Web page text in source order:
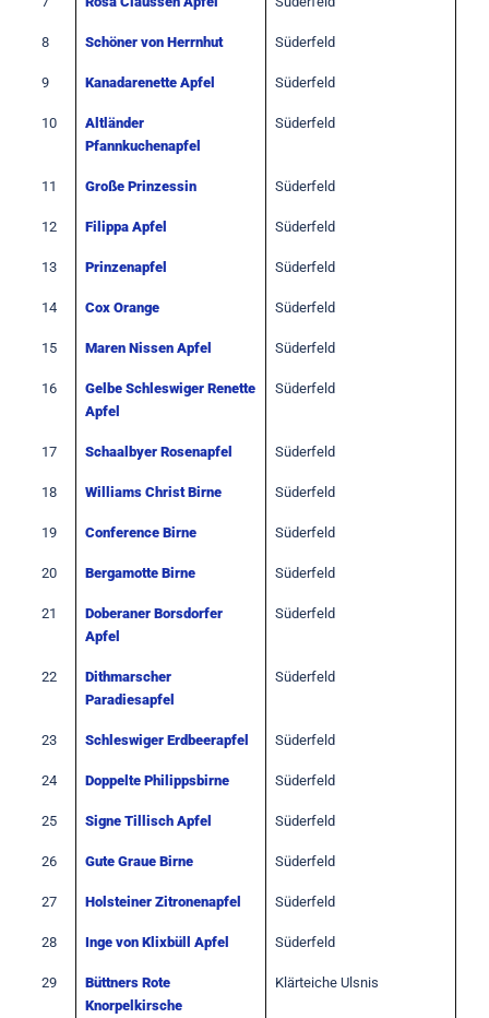
8 Schöner von Herrnhut Süderfeld
9 Kanadarenette Apfel Süderfeld
10
Altländer
Pfannkuchenapfel
Süderfeld
11 Große Prinzessin Süderfeld
12 Filippa Apfel Süderfeld
13 Prinzenapfel Süderfeld
14 Cox Orange Süderfeld
15 Maren Nissen Apfel Süderfeld
16
Gelbe Schleswiger Renette
Apfel
Süderfeld
17 Schaalbyer Rosenapfel Süderfeld
18 Williams Christ Birne Süderfeld
19 Conference Birne Süderfeld
20 Bergamotte Birne Süderfeld
21
Doberaner Borsdorfer
Apfel
Süderfeld
22
Dithmarscher
Paradiesapfel
Süderfeld
23 Schleswiger Erdbeerapfel Süderfeld
24 Doppelte Philippsbirne Süderfeld
25 Signe Tillisch Apfel Süderfeld
26 Gute Graue Birne Süderfeld
27 Holsteiner Zitronenapfel Süderfeld
28 Inge von Klixbüll Apfel Süderfeld
29
Büttners Rote
Knorpelkirsche
Klärteiche Ulsnis